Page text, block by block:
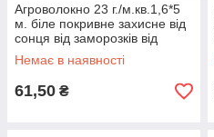
Агроволокно 23 г./м.кв.1,6*5
м. біле покривне захисне від
сонця від заморозків від
птахів від комах фасоване
Немає в наявності
61,50 ₴